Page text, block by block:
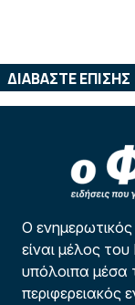
ΔΙΑΒΑΣΤΕ ΕΠΙΣΗΣ
Ο
είναι μέλος
υπόλοιπα μέσα
περιφερειακός